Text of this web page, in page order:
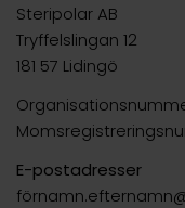
Steripolar AB
Tryffelslingan 12
181 57 Lidingö
E-postadresser